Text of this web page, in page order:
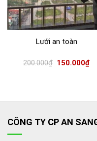
– Website:
Lưới an toàn
200.000₫ 150.000₫
CÔNG TY CP AN